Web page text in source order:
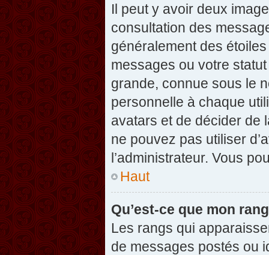
Il peut y avoir deux
consultation des
généralement des
messages ou votre
grande, connue sous le
personnelle à chaque
avatars et de décider de
ne pouvez pas utiliser
l’administrateur. Vous
Haut
Qu’est-ce que mon
Les rangs qui
de messages postés ou